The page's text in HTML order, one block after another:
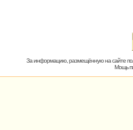
За информацию, размещённую на сайте
Мощь